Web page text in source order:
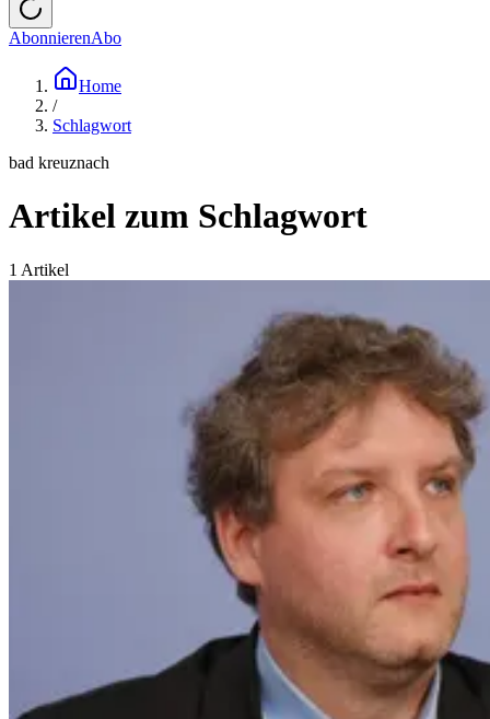
AbonnierenAbo
Home
/
Schlagwort
bad kreuznach
Artikel zum Schlagwort
1 Artikel